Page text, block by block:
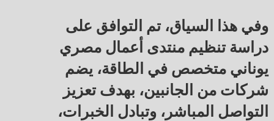
وفي هذا السياق، تم التوافق على
دراسة تنظيم منتدى أعمال مصري
يوناني متخصص في الطاقة، يضم
شركات من الجانبين، بهدف تعزيز
التواصل المباشر، وتبادل الخبرات،